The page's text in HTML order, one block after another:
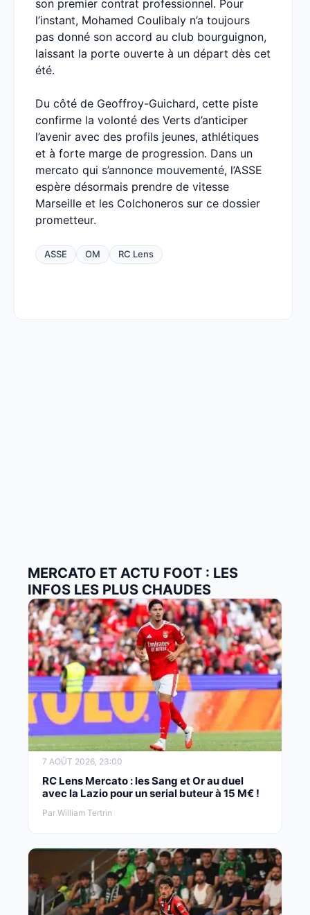
son premier contrat professionnel. Pour
l’instant, Mohamed Coulibaly n’a toujours
pas donné son accord au club bourguignon,
laissant la porte ouverte à un départ dès cet
été.
Du côté de Geoffroy-Guichard, cette piste
confirme la volonté des Verts d’anticiper
l’avenir avec des profils jeunes, athlétiques
et à forte marge de progression. Dans un
mercato qui s’annonce mouvementé, l’ASSE
espère désormais prendre de vitesse
Marseille et les Colchoneros sur ce dossier
prometteur.
ASSE OM RC Lens
MERCATO ET ACTU FOOT : LES
INFOS LES PLUS CHAUDES
7 AOÛT 2026, 23:00
RC Lens Mercato : les Sang et Or au duel
avec la Lazio pour un serial buteur à 15 M€ !
Par William Tertrin